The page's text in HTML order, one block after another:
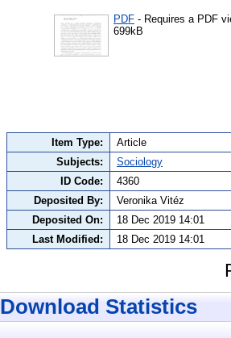
PDF - Requires a PDF
699kB
Item Type:
Article
Subjects:
Sociology
ID Code:
4360
Deposited By:
Veronika Vitéz
Deposited On:
18 Dec 2019 14:01
Last Modified:
18 Dec 2019 14:01
Download Statistics